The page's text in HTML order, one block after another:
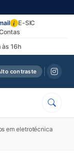
16h
i E-SIC
contraste
em eletrotécnica